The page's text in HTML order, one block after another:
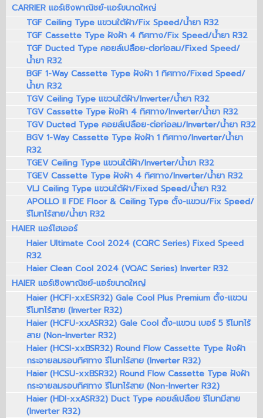
CARRIER แอร์เชิงพาณิชย์-แอร์ขนาดใหญ่
TGF Ceiling Type แขวนใต้ฝ้า/Fix Speed/น้ำยา R32
TGF Cassette Type ฝังฝ้า 4 ทิศทาง/Fix Speed/น้ำยา R32
TGF Ducted Type คอยล์เปลือย-ต่อท่อลม/Fixed Speed/
น้ำยา R32
BGF 1-Way Cassette Type ฝังฝ้า 1 ทิศทาง/Fixed Speed/
น้ำยา R32
TGV Ceiling Type แขวนใต้ฝ้า/Inverter/น้ำยา R32
TGV Cassette Type ฝังฝ้า 4 ทิศทาง/Inverter/น้ำยา R32
TGV Ducted Type คอยล์เปลือย-ต่อท่อลม/Inverter/น้ำยา R32
BGV 1-Way Cassette Type ฝังฝ้า 1 ทิศทาง/Inverter/น้ำยา
R32
TGEV Ceiling Type แขวนใต้ฝ้า/Inverter/น้ำยา R32
TGEV Cassette Type ฝังฝ้า 4 ทิศทาง/Inverter/น้ำยา R32
VLJ Ceiling Type แขวนใต้ฝ้า/Fixed Speed/น้ำยา R32
APOLLO II FDE Floor & Ceiling Type ตั้ง-แขวน/Fix Speed/
รีโมทไร้สาย/น้ำยา R32
HAIER แอร์ไฮเออร์
Haier Ultimate Cool 2024 (CQRC Series) Fixed Speed
R32
Haier Clean Cool 2024 (VQAC Series) Inverter R32
HAIER แอร์เชิงพาณิชย์-แอร์ขนาดใหญ่
Haier (HCFI-xxESR32) Gale Cool Plus Premium ตั้ง-แขวน
รีโมทไร้สาย (Inverter R32)
Haier (HCFU-xxASR32) Gale Cool ตั้ง-แขวน เบอร์ 5 รีโมทไร้
สาย (Non-Inverter R32)
Haier (HCSI-xxBSR32) Round Flow Cassette Type ฝังฝ้า
กระจายลมรอบทิศทาง รีโมทไร้สาย (Inverter R32)
Haier (HCSU-xxBSR32) Round Flow Cassette Type ฝังฝ้า
กระจายลมรอบทิศทาง รีโมทไร้สาย (Non-Inverter R32)
Haier (HDI-xxASR32) Duct Type คอยล์เปลือย รีโมทมีสาย
(Inverter R32)